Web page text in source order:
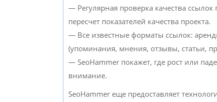
— Регулярная проверка качества
пересчет показателей качества проекта.
— Все известные форматы ссылок:
(упоминания, мнения, отзывы, статьи,
— SeoHammer покажет, где рост или
внимание.
SeoHammer еще предоставляет